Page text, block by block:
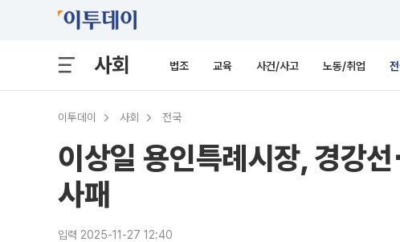
사회 법조 교육 사건/사고 노동/취업
이투데이 사회 전국
이상일 용인특례시장, 경강
사패
입력 2025-11-27 12:40